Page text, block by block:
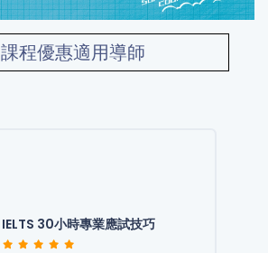
課程優惠適用導師
IELTS 30小時專業應試技巧